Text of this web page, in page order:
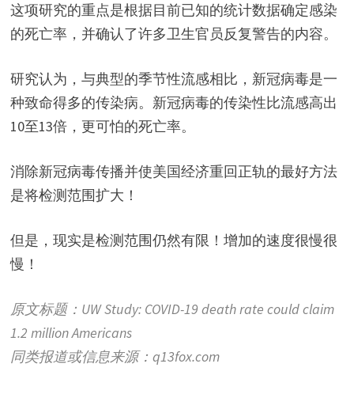
这项研究的重点是根据目前已知的统计数据确定感染
的死亡率，并确认了许多卫生官员反复警告的内容。
研究认为，与典型的季节性流感相比，新冠病毒是一
种致命得多的传染病。新冠病毒的传染性比流感高出
10至13倍，更可怕的死亡率。
消除新冠病毒传播并使美国经济重回正轨的最好方法
是将检测范围扩大！
但是，现实是检测范围仍然有限！增加的速度很慢很
慢！
原文标题：UW Study: COVID-19 death rate could claim
1.2 million Americans
同类报道或信息来源：q13fox.com